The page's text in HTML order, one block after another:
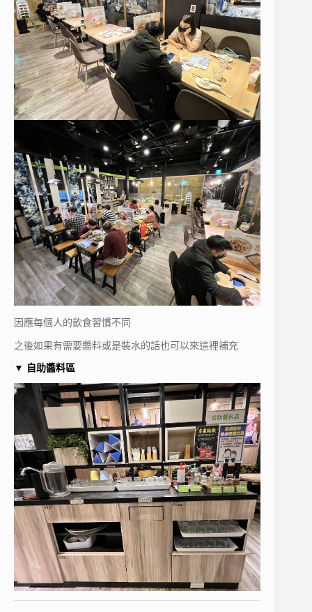
因應每個人的飲食習慣不同
之後如果有需要醬料或是裝水的話也可以來這裡補充
▼ 自助醬料區